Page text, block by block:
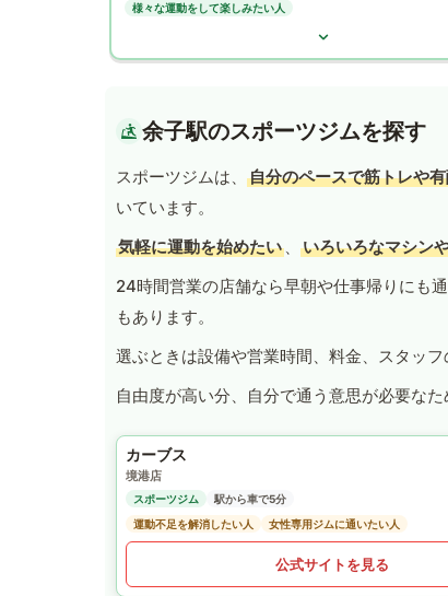
様々な運動をして楽しみたい人
余子駅のスポーツジムを探す
スポーツジムは、 自分のペースで筋トレや
いています。
気軽に運動を始めたい 、 いろいろなマシン
24時間営業の店舗なら早朝や仕事帰りにも
もあります。
選ぶときは設備や営業時間、料金、スタッフ
自由度が高い分、自分で通う意思が必要な
カーブス
境港店
スポーツジム
駅から車で5分
運動不足を解消したい人
女性専用ジムに通いたい人
公式サイトを見る